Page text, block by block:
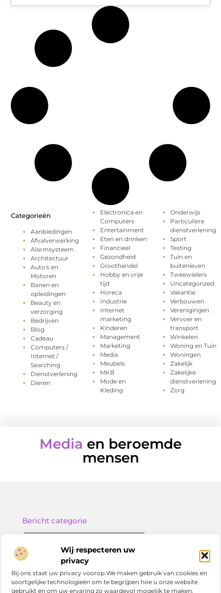
Wij respecteren uw
privacy
Bij ons staat uw privacy voorop.We maken gebruik van cookies en
soortgelijke technologieën om te begrijpen hoe u onze website
gebruikt én om uw ervaring zo waardevol mogelijk te maken.
Categorieën
Aanbiedingen
Afvalverwerking
Alarmsysteem
Architectuur
Auto's en
Motoren
Banen en
opleidingen
Beauty en
verzorging
Bedrijven
Blog
Cadeau
Computers /
Internet /
Searching
Dienstverlening
Dieren
Electronica en
Computers
Entertainment
Eten en drinken
Financieel
Gezondheid
Groothandel
Hobby en vrije
tijd
Horeca
Industrie
Internet
marketing
Kinderen
Management
Marketing
Media
Meubels
MKB
Mode en
Kleding
Onderwijs
Particuliere
dienstverlening
Sport
Testing
Tuin en
buitenleven
Tweewielers
Uncategorized
Vakantie
Verbouwen
Verenigingen
Vervoer en
transport
Winkelen
Woning en Tuin
Woningen
Zakelijk
Zakelijke
dienstverlening
Zorg
Media en beroemde
mensen
Onze informatie
Bericht categorie